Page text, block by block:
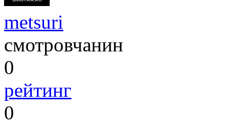
metsuri
смотровчанин
0
рейтинг
0